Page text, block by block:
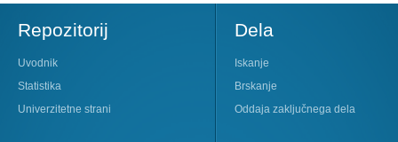
Repozitorij
Uvodnik
Statistika
Univerzitetne strani
Dela
Iskanje
Brskanje
Oddaja zaključnega dela